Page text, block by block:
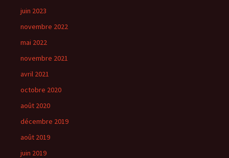
juin 2023
novembre 2022
mai 2022
novembre 2021
avril 2021
octobre 2020
août 2020
décembre 2019
août 2019
juin 2019